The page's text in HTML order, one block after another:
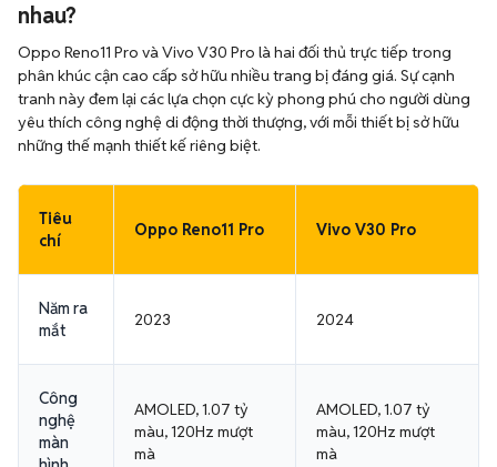
nhau?
Oppo Reno11 Pro và Vivo V30 Pro là hai đối thủ trực tiếp trong
phân khúc cận cao cấp sở hữu nhiều trang bị đáng giá. Sự cạnh
tranh này đem lại các lựa chọn cực kỳ phong phú cho người dùng
yêu thích công nghệ di động thời thượng, với mỗi thiết bị sở hữu
những thế mạnh thiết kế riêng biệt.
Tiêu
chí
Oppo Reno11 Pro Vivo V30 Pro
Năm ra
mắt
2023 2024
Công
nghệ
màn
AMOLED, 1.07 tỷ
màu, 120Hz mượt
mà
AMOLED, 1.07 tỷ
màu, 120Hz mượt
mà